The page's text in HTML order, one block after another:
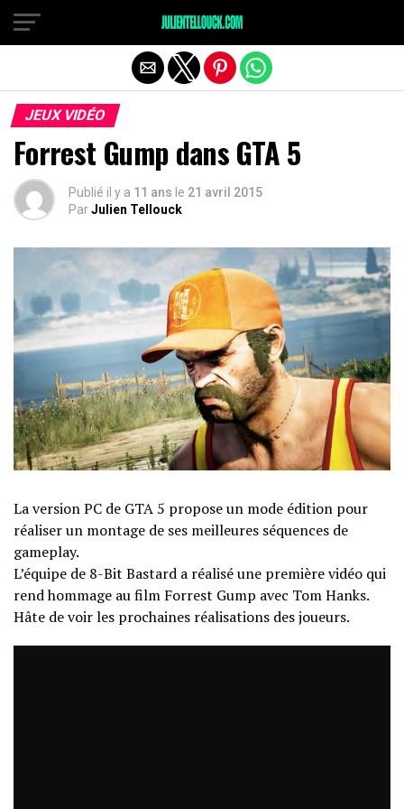
JEUX VIDÉO
Forrest Gump dans GTA 5
Publié il y a 11 ans le 21 avril 2015
ParJulien Tellouck
La version PC de GTA 5 propose un mode édition pour
réaliser un montage de ses meilleures séquences de
gameplay.
L’équipe de 8-Bit Bastard a réalisé une première vidéo qui
rend hommage au film Forrest Gump avec Tom Hanks.
Hâte de voir les prochaines réalisations des joueurs.